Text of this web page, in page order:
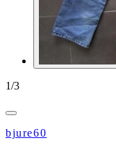
1/3
bjure60